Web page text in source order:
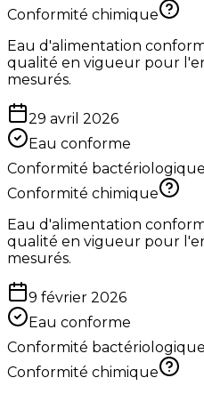
Conformité chimique
Eau d'alimentation
qualité en vigueur pour
mesurés.
29 avril 2026
Eau conforme
Conformité bactériologique
Conformité chimique
Eau d'alimentation
qualité en vigueur pour
mesurés.
9 février 2026
Eau conforme
Conformité bactériologique
Conformité chimique